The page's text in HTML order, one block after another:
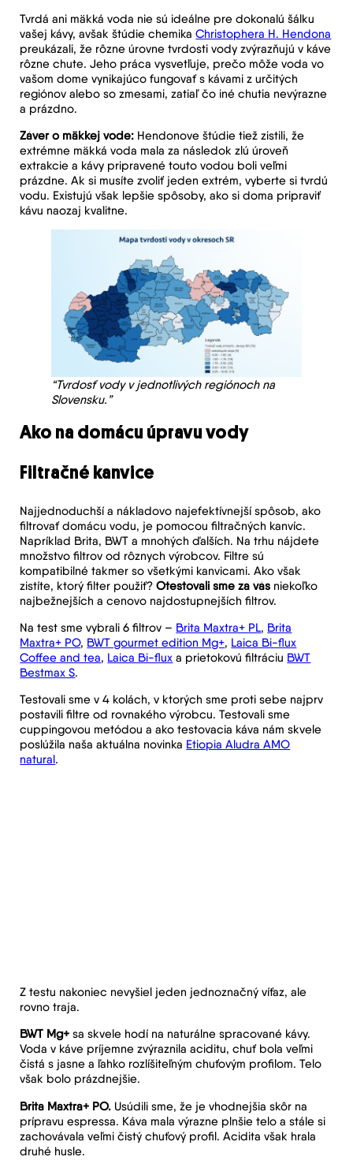
Tvrdá ani mäkká voda nie sú ideálne pre dokonalú šálku
vašej kávy, avšak štúdie chemikaChristophera H. Hendona
preukázali, že rôzne úrovne tvrdosti vody zvýrazňujú v káve
rôzne chute. Jeho práca vysvetľuje, prečo môže voda vo
vašom dome vynikajúco fungovať s kávami z určitých
regiónov alebo so zmesami, zatiaľ čo iné chutia nevýrazne
a prázdno.
Záver o mäkkej vode: Hendonove štúdie tiež zistili, že
extrémne mäkká voda mala za následok zlú úroveň
extrakcie a kávy pripravené touto vodou boli veľmi
prázdne. Ak si musíte zvoliť jeden extrém, vyberte si tvrdú
vodu. Existujú však lepšie spôsoby, ako si doma pripraviť
kávu naozaj kvalitne.
“Tvrdosť vody v jednotlivých regiónoch na
Slovensku.”
Ako na domácu úpravu vody
Filtračné kanvice
Najjednoduchší a nákladovo najefektívnejší spôsob, ako
filtrovať domácu vodu, je pomocou filtračných kanvíc.
Napríklad Brita, BWT a mnohých ďalších. Na trhu nájdete
množstvo filtrov od rôznych výrobcov. Filtre sú
kompatibilné takmer so všetkými kanvicami. Ako však
zistíte, ktorý filter použiť?Otestovali sme za vás niekoľko
najbežnejších a cenovo najdostupnejších filtrov.
Na test sme vybrali 6 filtrov – Brita Maxtra+ PL, Brita
Maxtra+ PO, BWT gourmet edition Mg+, Laica Bi-flux
Coffee and tea, Laica Bi-flux a prietokovú filtráciu BWT
Bestmax S.
Testovali sme v 4 kolách, v ktorých sme proti sebe najprv
postavili filtre od rovnakého výrobcu. Testovali sme
cuppingovou metódou a ako testovacia káva nám skvele
poslúžila naša aktuálna novinka Etiopia Aludra AMO
natural.
Z testu nakoniec nevyšiel jeden jednoznačný víťaz, ale
rovno traja.
BWT Mg+ sa skvele hodí na naturálne spracované kávy.
Voda v káve príjemne zvýraznila aciditu, chuť bola veľmi
čistá s jasne a ľahko rozlíšiteľným chuťovým profilom. Telo
však bolo prázdnejšie.
Brita Maxtra+ PO. Usúdili sme, že je vhodnejšia skôr na
prípravu espressa. Káva mala výrazne plnšie telo a stále si
zachovávala veľmi čistý chuťový profil. Acidita však hrala
druhé husle.